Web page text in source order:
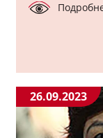
26.09.2023